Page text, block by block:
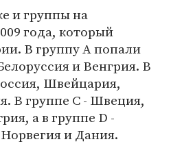
и группы на
года, который
В группу А попали
и Венгрия. В
Швейцария,
В группе C - Швеция,
а в группе D -
и Дания.